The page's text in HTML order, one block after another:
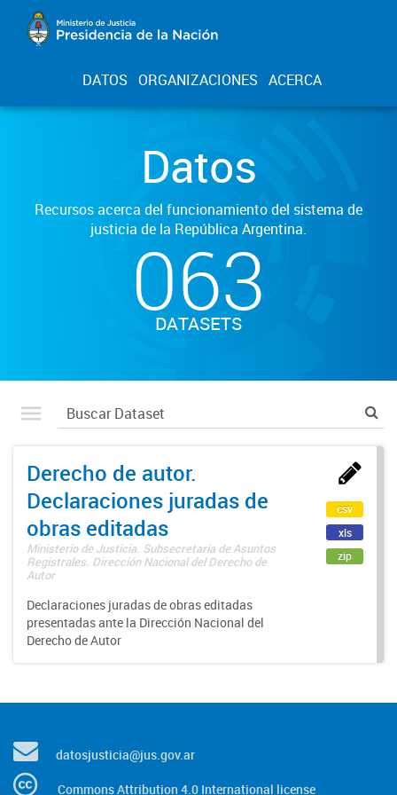
DATOS ORGANIZACIONES ACERCA
Datos
Recursos acerca del funcionamiento del sistema de
justicia de la República Argentina.
063
DATASETS
Derecho de autor.
Declaraciones juradas de
obras editadas
Ministerio de Justicia. Subsecretaría de Asuntos
Registrales. Dirección Nacional del Derecho de
Autor
Declaraciones juradas de obras editadas
presentadas ante la Dirección Nacional del
Derecho de Autor
csv
xls
zip
datosjusticia@jus.gov.ar
Commons Attribution 4.0 International license